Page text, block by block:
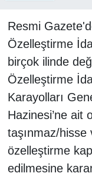
Resmi
Özelleştirme
birçok ilinde
Özelleştirme
Karayolları
Hazinesi’ne ait
taşınmaz/hisse
özelleştirme
edilmesine